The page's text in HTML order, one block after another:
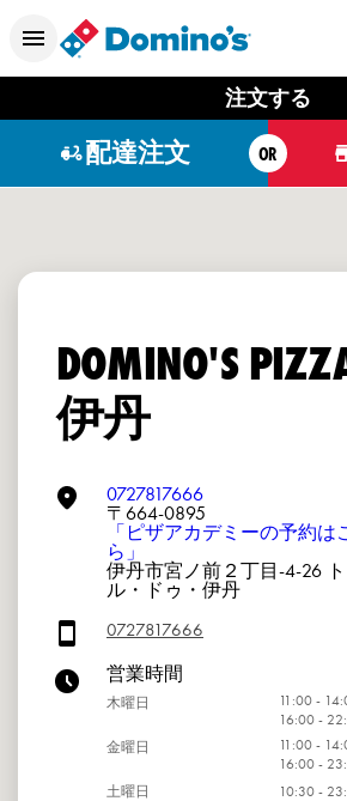
注文する
配達注文 OR
DOMINO'S
伊丹
0727817666
〒664-0895
「ピザアカデミーの予約は
ら」
伊丹市宮ノ前２丁目-4-26
ル・ドゥ・伊丹
0727817666
営業時間
木曜日
11:00 -
16:00 -
金曜日
11:00 -
16:00 -
土曜日
10:30 -